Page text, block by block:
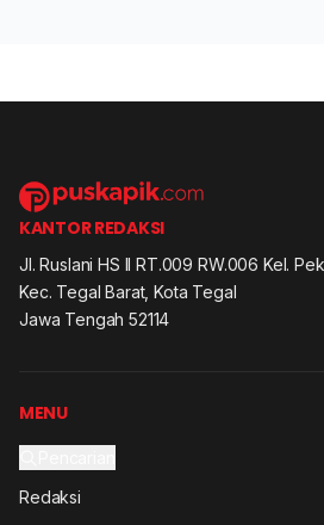
KANTOR REDAKSI
Jl. Ruslani HS II RT.009 RW.006 Kel.
Kec. Tegal Barat, Kota Tegal
Jawa Tengah 52114
MENU
Redaksi